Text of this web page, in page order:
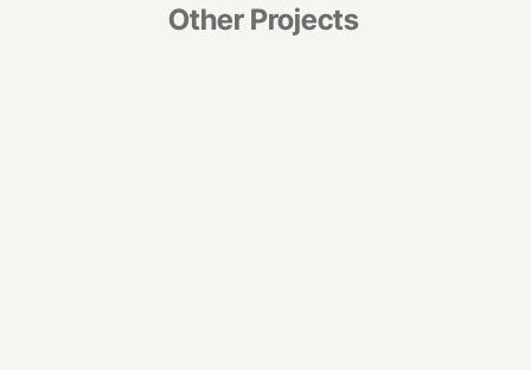
Other Projects